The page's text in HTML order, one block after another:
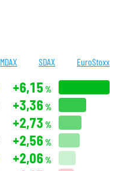
MDAX SDAX EuroStoxx
+6,15 %
+3,36 %
+2,73 %
+2,56 %
+2,06 %